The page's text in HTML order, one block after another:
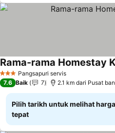
3 BintangPangsapuri servis
Rama-rama Homestay
7.6 Baik 7 2.1 km dari Pusat
Pilih tarikh untuk melihat
tepat